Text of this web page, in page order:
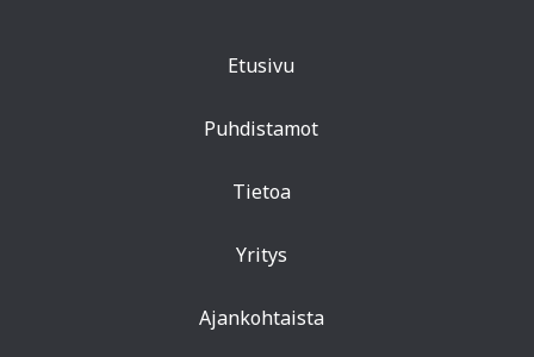
Etusivu
Puhdistamot
Tietoa
Yritys
Ajankohtaista